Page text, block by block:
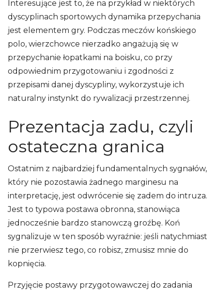
Interesujące jest to, że na przykład w niektórych
dyscyplinach sportowych dynamika przepychania
jest elementem gry. Podczas meczów końskiego
polo, wierzchowce nierzadko angażują się w
przepychanie łopatkami na boisku, co przy
odpowiednim przygotowaniu i zgodności z
przepisami danej dyscypliny, wykorzystuje ich
naturalny instynkt do rywalizacji przestrzennej.
Prezentacja zadu, czyli
ostateczna granica
Ostatnim z najbardziej fundamentalnych sygnałów,
który nie pozostawia żadnego marginesu na
interpretację, jest odwrócenie się zadem do intruza.
Jest to typowa postawa obronna, stanowiąca
jednocześnie bardzo stanowczą groźbę. Koń
sygnalizuje w ten sposób wyraźnie: jeśli natychmiast
nie przerwiesz tego, co robisz, zmusisz mnie do
kopnięcia.
Przyjęcie postawy przygotowawczej do zadania